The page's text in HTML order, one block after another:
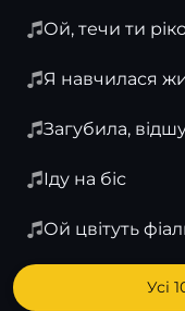
Ой, течи ти
Я навчилася
Загубила,
Іду на біс
Ой цвітуть
Усі